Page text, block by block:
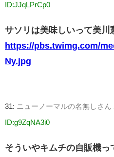
ID:JJqLPrCp0
サソリは美味しいって美川
https://pbs.twimg.com/
Ny.jpg
31: ニューノーマルの名無しさん
ID:g9ZqNA3i0
そういやキムチの自販機っ